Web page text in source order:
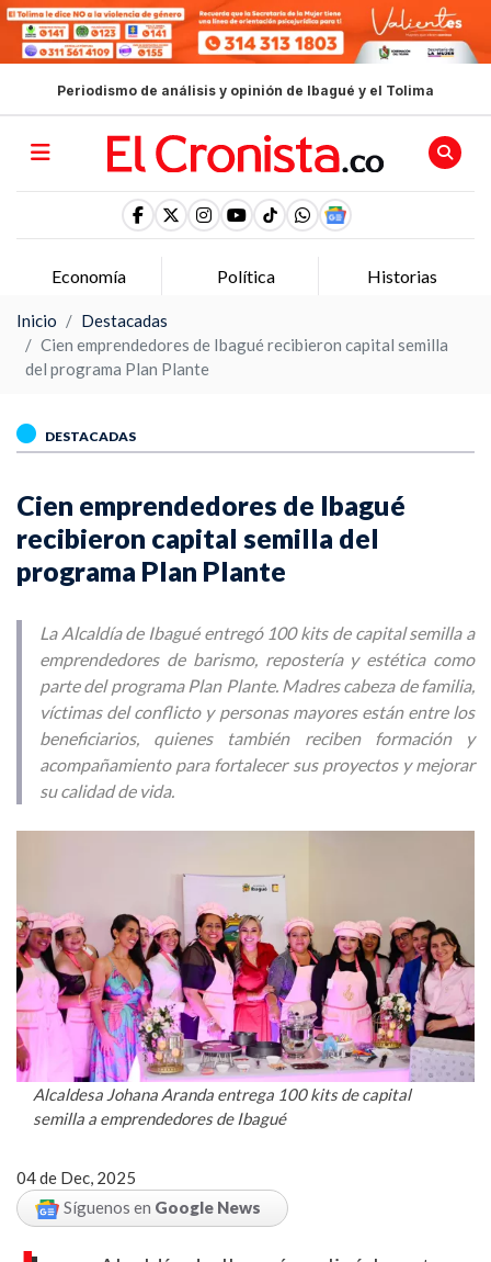
Periodismo de análisis y opinión de Ibagué y el Tolima
Economía Política Historias
Inicio
Destacadas
Cien emprendedores de Ibagué recibieron capital semilla
del programa Plan Plante
DESTACADAS
Cien emprendedores de Ibagué
recibieron capital semilla del
programa Plan Plante
La Alcaldía de Ibagué entregó 100 kits de capital semilla a
emprendedores de barismo, repostería y estética como
parte del programa Plan Plante. Madres cabeza de familia,
víctimas del conflicto y personas mayores están entre los
beneficiarios, quienes también reciben formación y
acompañamiento para fortalecer sus proyectos y mejorar
su calidad de vida.
Alcaldesa Johana Aranda entrega 100 kits de capital
semilla a emprendedores de Ibagué
04 de Dec, 2025
Síguenos en Google News